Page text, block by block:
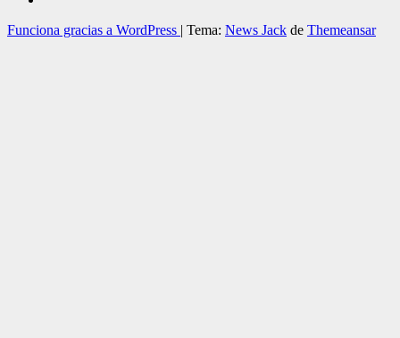
Funciona gracias a WordPress | Tema: News Jack de Themeansar